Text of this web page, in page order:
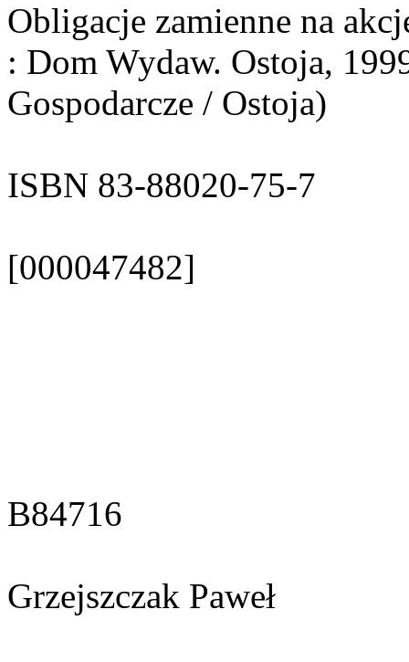
Obligacje zamienne na
: Dom Wydaw. Ostoja,
Gospodarcze / Ostoja)
ISBN 83-88020-75-7
[000047482]
B84716
Grzejszczak Paweł